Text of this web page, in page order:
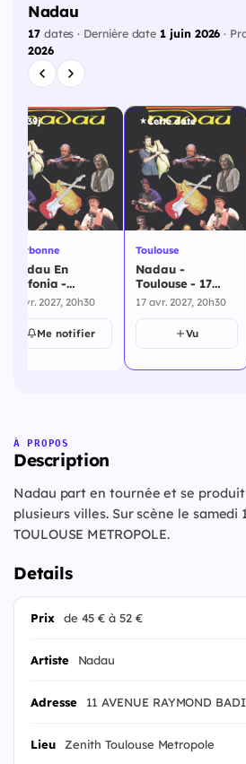
Nadau
17dates · Dernière date 1 juin 2026 ·
2026
239j
Narbonne
Nadau En
Sinfonia -
Narbonne - 3
avril 2027
3 avr. 2027, 20h30
Me notifier
Cette date
Toulouse
Nadau -
Toulouse - 17
avril 2027
17 avr. 2027, 20h30
Vu
À PROPOS
Description
Nadau part en tournée et se produit
plusieurs villes. Sur scène le samedi
TOULOUSE METROPOLE.
Details
Prix de 45 € à 52 €
Artiste Nadau
Adresse 11 AVENUE RAYMOND
Lieu Zenith Toulouse Metropole